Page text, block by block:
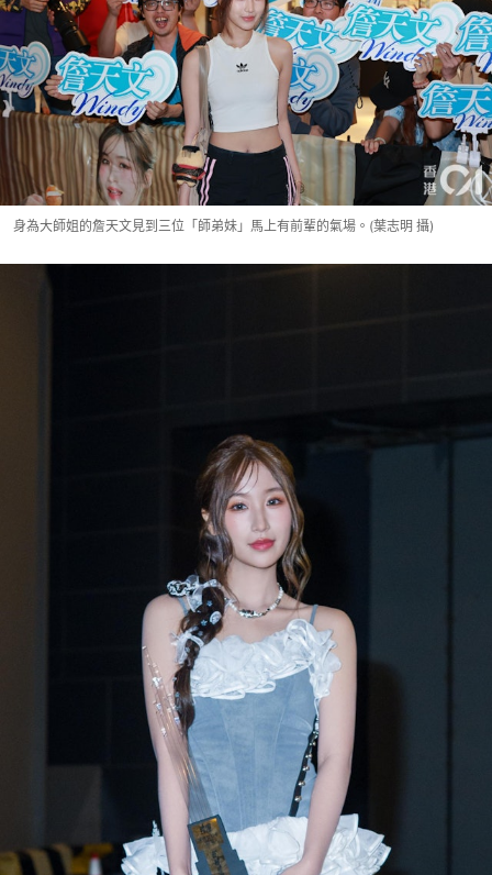
身為大師姐的詹天文見到三位「師弟妹」馬上有前輩的氣場。(葉志明 攝)